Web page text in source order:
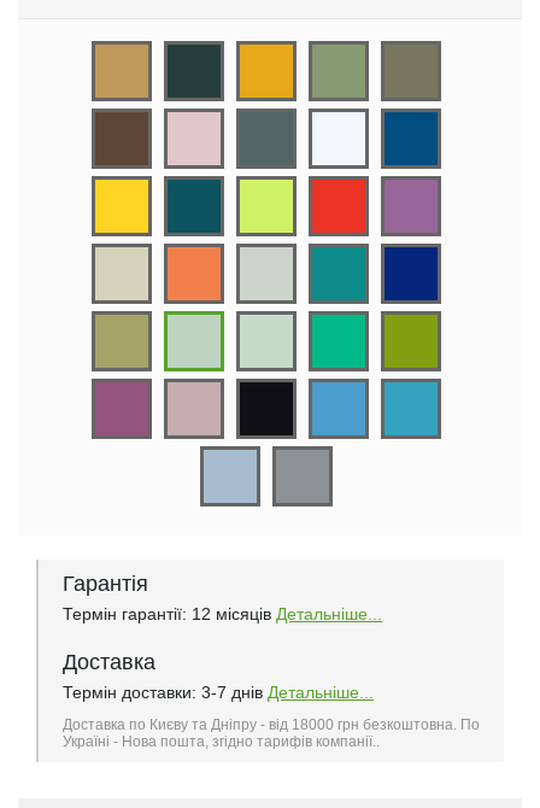
Гарантія
Термін гарантії: 12 місяців Детальніше...
Доставка
Термін доставки: 3-7 днів Детальніше...
Доставка по Києву та Дніпру - від 18000 грн безкоштовна. По
Україні - Нова пошта, згідно тарифів компанії..